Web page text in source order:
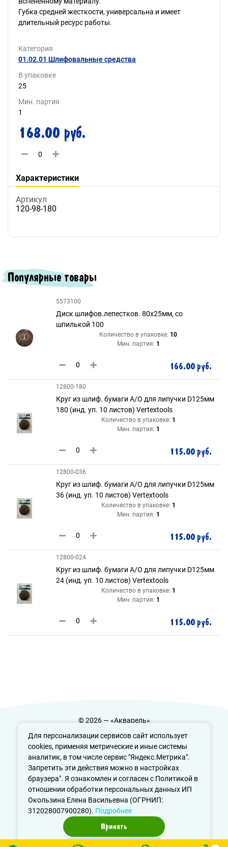
Для персонализации сервисов сайт использует
cookies, применяя метрические и иные системы
аналитик, в том числе сервис "Яндекс.Метрика".
Запретить эти действия можно в настройках
браузера". Я ознакомлен и согласен с Политикой в
отношении обработки персональных данных ИП
Окользина Елена Васильевна (ОГРНИП:
312028007900280). Подробнее
Принять
Губка средней жесткости, универсальна и имеет
длительный ресурс работы.
Категория
01.02.01 Шлифовальные средства
В упаковке
25
Мин. партия
1
168.00 руб.
Характеристики
Артикул
120-98-180
Популярные товары
5573100
Диск шлифов.лепестков. 80х25мм, со
шпилькой 100
Количество в упаковке: 10
Мин. партия: 1
166.00 руб.
12800-180
Круг из шлиф. бумаги А/О для липучки D125мм
180 (инд. уп. 10 листов) Vertextools
Количество в упаковке: 1
Мин. партия: 1
115.00 руб.
12800-036
Круг из шлиф. бумаги А/О для липучки D125мм
36 (инд. уп. 10 листов) Vertextools
Количество в упаковке: 1
Мин. партия: 1
115.00 руб.
12800-024
Круг из шлиф. бумаги А/О для липучки D125мм
24 (инд. уп. 10 листов) Vertextools
Количество в упаковке: 1
Мин. партия: 1
115.00 руб.
© 2026 — «Акварель»
Политика конфиденциальности